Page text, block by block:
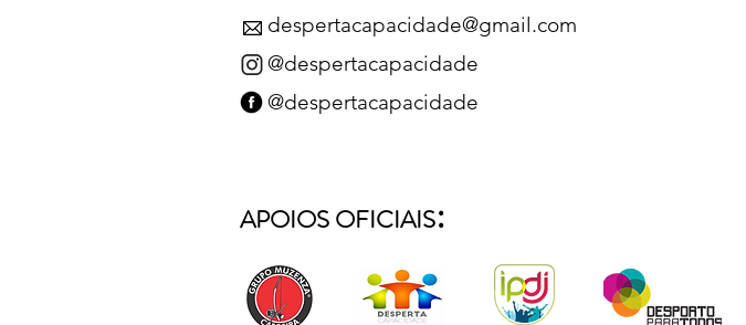
despertacapacidade@gmail.com
@despertacapacidade
@despertacapacidade
APOIOS OFICIAIS: